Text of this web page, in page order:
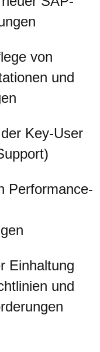
von
und
Key-User
Performance-
Einhaltung
und